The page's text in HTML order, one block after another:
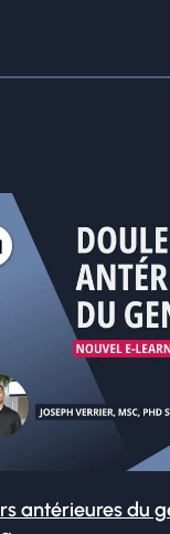
antérieures du